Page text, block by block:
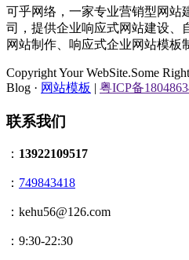
可乎网络，一家专业营销型网站
司，提供企业响应式网站建设、
网站制作、响应式企业网站模板
Copyright Your WebSite.Some
Blog · 网站模板 | 粤ICP备
联系我们
： 13922109517
： 749843418
：kehu56@126.com
：9:30-22:30